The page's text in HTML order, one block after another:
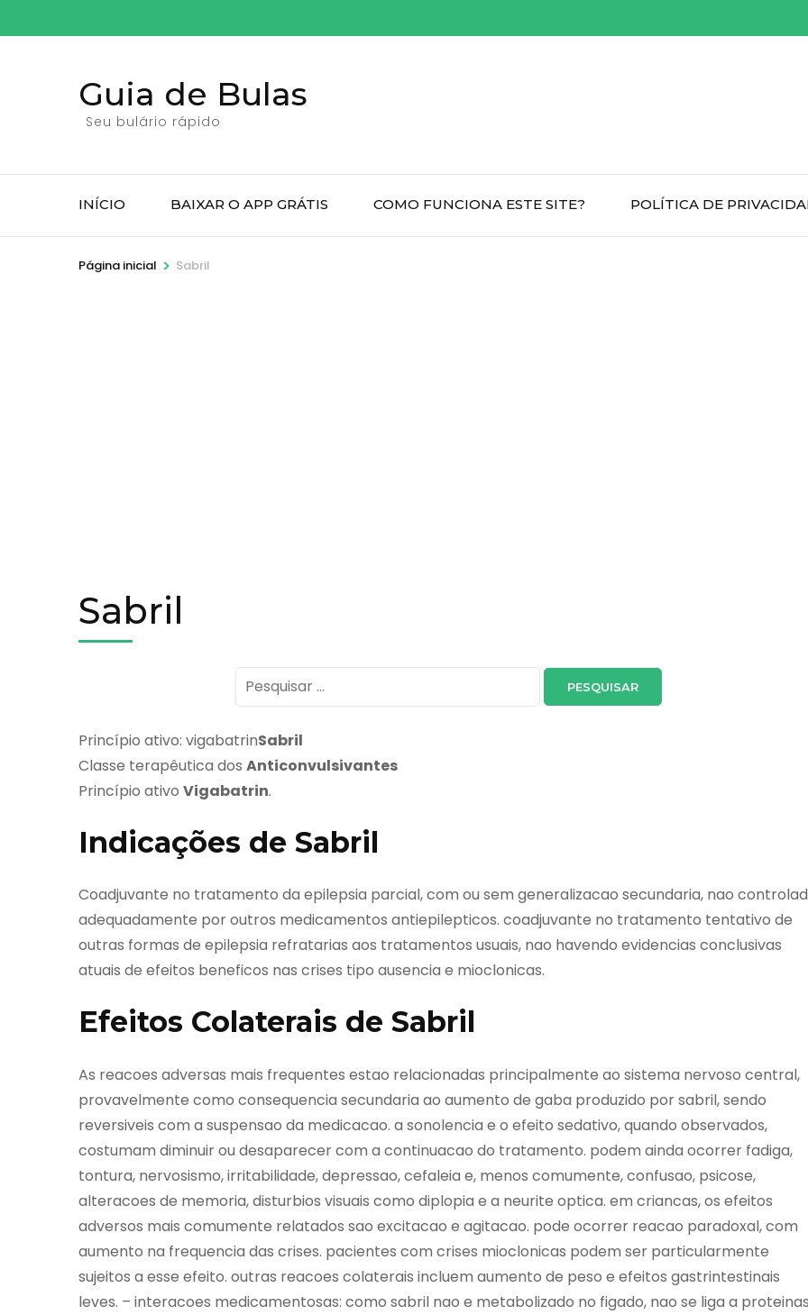
para
Guia de Bulas
Seu bulário rápido
INÍCIO BAIXAR O APP GRÁTIS COMO FUNCIONA ESTE SITE? POLÍTICA DE
Página inicial > Sabril
Sabril
Pesquisar
por:
Princípio ativo: vigabatrinSabril
Classe terapêutica dos Anticonvulsivantes
Princípio ativo Vigabatrin.
Indicações de Sabril
Coadjuvante no tratamento da epilepsia parcial, com ou sem generalizacao secundaria, nao
adequadamente por outros medicamentos antiepilepticos. coadjuvante no tratamento tentativo de
outras formas de epilepsia refratarias aos tratamentos usuais, nao havendo evidencias conclusivas
atuais de efeitos beneficos nas crises tipo ausencia e mioclonicas.
Efeitos Colaterais de Sabril
As reacoes adversas mais frequentes estao relacionadas principalmente ao sistema nervoso central,
provavelmente como consequencia secundaria ao aumento de gaba produzido por sabril, sendo
reversiveis com a suspensao da medicacao. a sonolencia e o efeito sedativo, quando observados,
costumam diminuir ou desaparecer com a continuacao do tratamento. podem ainda ocorrer fadiga,
tontura, nervosismo, irritabilidade, depressao, cefaleia e, menos comumente, confusao, psicose,
alteracoes de memoria, disturbios visuais como diplopia e a neurite optica. em criancas, os efeitos
adversos mais comumente relatados sao excitacao e agitacao. pode ocorrer reacao paradoxal, com
aumento na frequencia das crises. pacientes com crises mioclonicas podem ser particularmente
sujeitos a esse efeito. outras reacoes colaterais incluem aumento de peso e efeitos gastrintestinais
leves. – interacoes medicamentosas: como sabril nao e metabolizado no figado, nao se liga a